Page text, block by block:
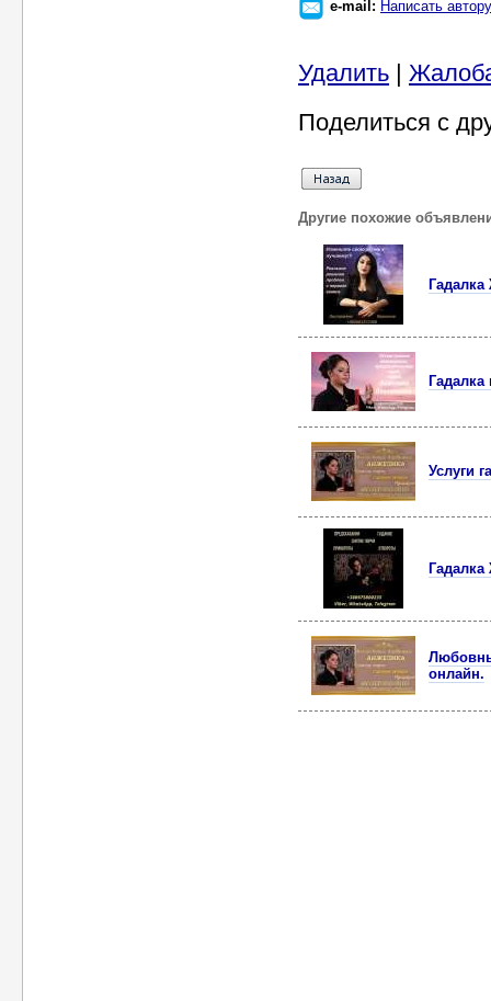
e-mail: Написать автору
Удалить |
Поделиться с
Другие похожие
Услуги
онлайн.